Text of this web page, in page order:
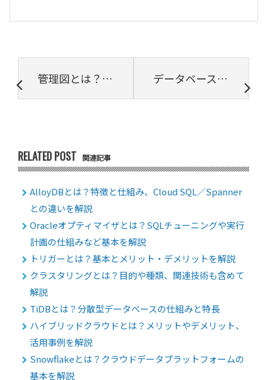
管理図とは？重要性や仕組み、種類、異常判定の方法を解説 データベーススケーリングの基本：垂直と水平スケーリングについて解説
RELATED POST 関連記事
AlloyDBとは？特徴と仕組み、Cloud SQL／Spanner
との違いを解説
Oracleオプティマイザとは？SQLチューニングや実行
計画の仕組みなど基本を解説
トリガーとは？基本とメリット・デメリットを解説
クラスタリングとは？目的や種類、関連技術も含めて
解説
TiDBとは？分散型データベースの仕組みと特長
ハイブリッドクラウドとは？メリットやデメリット、
活用事例を解説
Snowflakeとは？クラウドデータプラットフォームの
基本を解説